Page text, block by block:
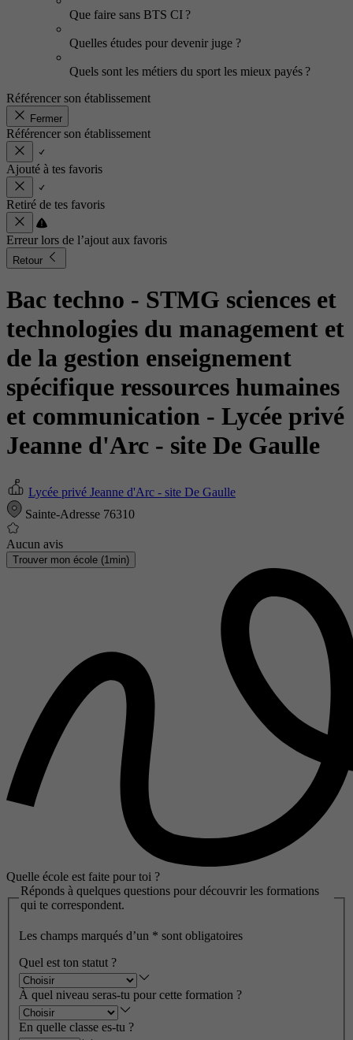
Que faire sans BTS CI ?
Quelles études pour devenir juge ?
Quels sont les métiers du sport les mieux payés ?
Référencer son établissement
Fermer
Référencer son établissement
Ajouté à tes favoris
Retiré de tes favoris
Erreur lors de l’ajout aux favoris
Retour
Bac techno - STMG sciences et
technologies du management et
de la gestion enseignement
spécifique ressources humaines
et communication - Lycée privé
Jeanne d'Arc - site De Gaulle
Lycée privé Jeanne d'Arc - site De Gaulle
Sainte-Adresse 76310
Aucun avis
Trouver mon école (1min)
Quelle école est faite pour toi ?
Réponds à quelques questions pour découvrir les formations
qui te correspondent.
Les champs marqués d’un * sont obligatoires
Quel est ton statut ?
À quel niveau seras-tu pour cette formation ?
En quelle classe es-tu ?